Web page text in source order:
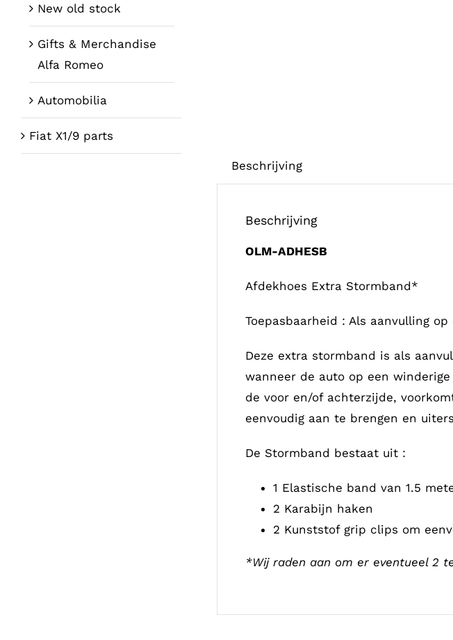
Beschrijving
Beschrijving
OLM-ADHESB
Afdekhoes Extra Stormband*
Toepasbaarheid : Als aanvulling
Deze extra stormband is als
wanneer de auto op een
de voor en/of achterzijde,
eenvoudig aan te brengen en
De Stormband bestaat uit :
1 Elastische band van 1.5
2 Karabijn haken
2 Kunststof grip clips om
*Wij raden aan om er eventueel 2
New old stock
Gifts & Merchandise
Alfa Romeo
Automobilia
Fiat X1/9 parts